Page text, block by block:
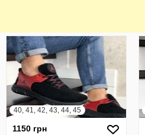
40, 41, 42, 43, 44, 45
1150 грн